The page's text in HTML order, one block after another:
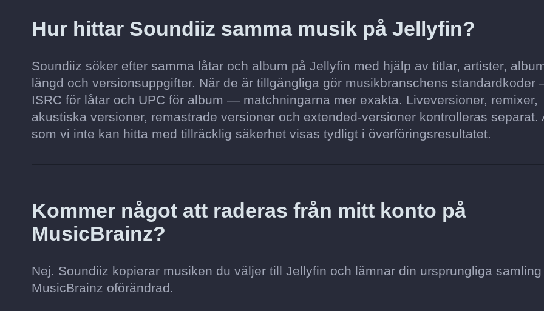
Hur hittar Soundiiz samma musik på Jellyfin?
Soundiiz söker efter samma låtar och album på Jellyfin med hjälp av titlar, artister,
längd och versionsuppgifter. När de är tillgängliga gör musikbranschens standardkoder
ISRC för låtar och UPC för album — matchningarna mer exakta. Liveversioner, remixer,
akustiska versioner, remastrade versioner och extended-versioner kontrolleras separat.
som vi inte kan hitta med tillräcklig säkerhet visas tydligt i överföringsresultatet.
Kommer något att raderas från mitt konto på
MusicBrainz?
Nej. Soundiiz kopierar musiken du väljer till Jellyfin och lämnar din ursprungliga
MusicBrainz oförändrad.